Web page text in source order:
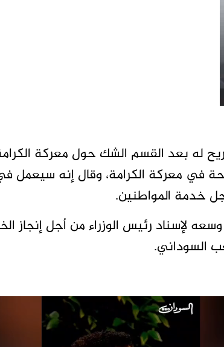
له بعد القسم الشك حول معركة
في معركة الكرامة، وقال إنه سيعمل
خدمة المواطنين.
لإسناد رئيس الوزراء من أجل إنجاز
السوداني.